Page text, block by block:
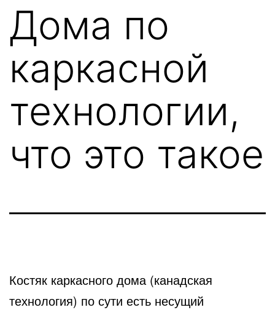
Дома по
каркасной
технологии,
что это такое
Костяк каркасного дома (канадская
технология) по сути есть несущий